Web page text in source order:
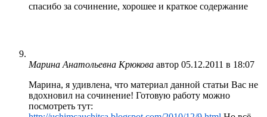
спасибо за сочинение, хорошее и краткое содержание
Марина Анатольевна Крюкова автор 05.12.2011 в 18:07
Марина, я удивлена, что материал данной статьи Вас не
вдохновил на сочинение! Готовую работу можно
посмотреть тут: